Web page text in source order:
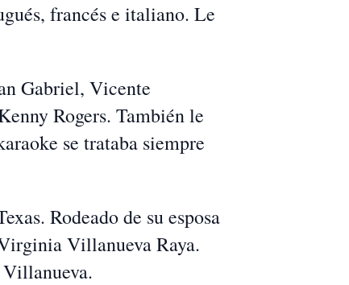
francés e italiano. Le
Gabriel, Vicente
Rogers. También le
se trataba siempre
Rodeado de su esposa
Villanueva Raya.